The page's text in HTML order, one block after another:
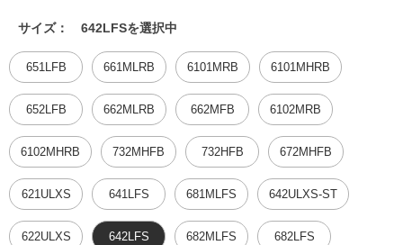
サイズ： 642LFSを選択中
651LFB 661MLRB 6101MRB 6101MHRB
652LFB 662MLRB 662MFB 6102MRB
6102MHRB 732MHFB 732HFB 672MHFB
621ULXS 641LFS 681MLFS 642ULXS-ST
622ULXS 642LFS 682MLFS 682LFS